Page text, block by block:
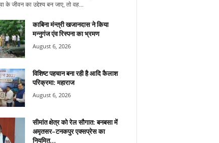
के जीवन का उद्देश्य बन जाए, तो वह...
काबिना मंन्त्री खजानदास ने किया
मन्नुगंज एंव रिस्पना का भ्रमण
August 6, 2026
विशिष्ट पहचान बना रही है आदि कैलाश
परिक्रमा: महाराज
August 6, 2026
सीमांत क्षेत्र को रेल सौगात: बनबसा में
अमृतसर–टनकपुर एक्सप्रेस का
नियमित...